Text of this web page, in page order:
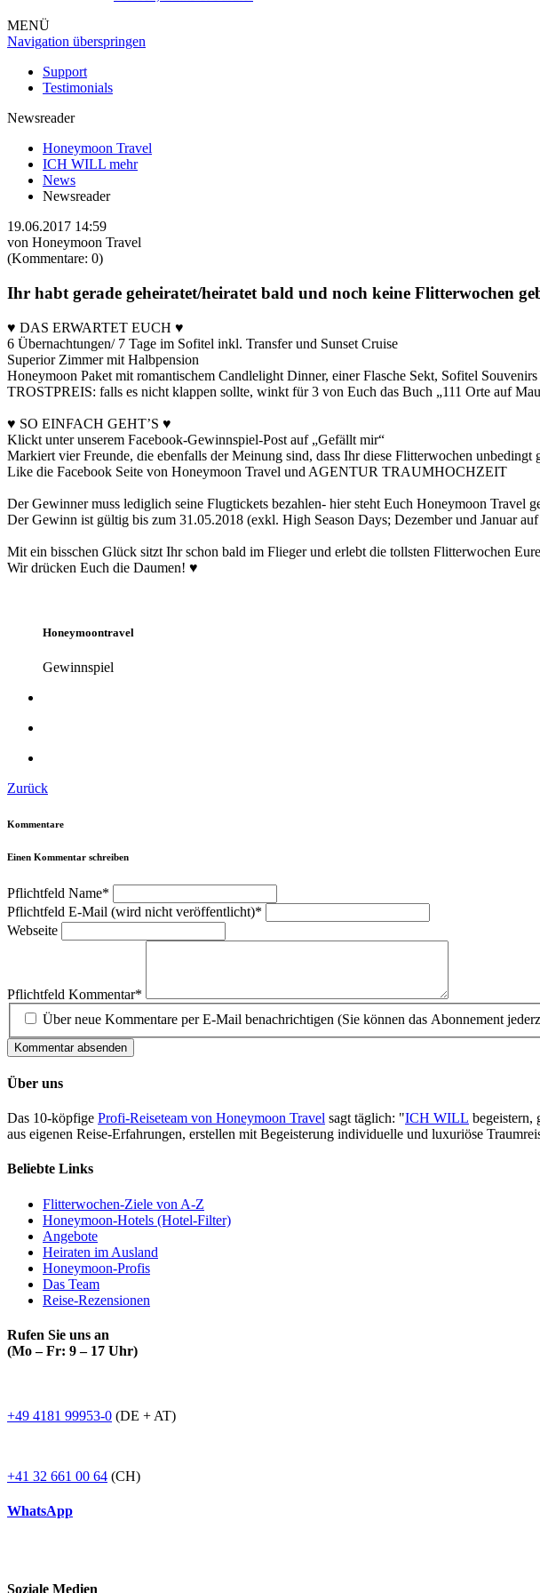
MENÜ
Navigation überspringen
Support
Testimonials
Newsreader
Honeymoon Travel
ICH WILL mehr
News
Newsreader
19.06.2017 14:59
von Honeymoon Travel
(Kommentare: 0)
Ihr habt gerade geheiratet/heiratet bald und noch keine Flitterwochen
♥ DAS ERWARTET EUCH ♥
6 Übernachtungen/ 7 Tage im Sofitel inkl. Transfer und Sunset Cruise
Superior Zimmer mit Halbpension
Honeymoon Paket mit romantischem Candlelight Dinner, einer Flasche Sekt, Sofitel
TROSTPREIS: falls es nicht klappen sollte, winkt für 3 von Euch das Buch „111 Orte auf
♥ SO EINFACH GEHT’S ♥
Klickt unter unserem Facebook-Gewinnspiel-Post auf „Gefällt mir“
Markiert vier Freunde, die ebenfalls der Meinung sind, dass Ihr diese Flitterwochen unbedingt
Like die Facebook Seite von Honeymoon Travel und AGENTUR TRAUMHOCHZEIT
Der Gewinner muss lediglich seine Flugtickets bezahlen- hier steht Euch Honeymoon Travel
Der Gewinn ist gültig bis zum 31.05.2018 (exkl. High Season Days; Dezember und Januar
Mit ein bisschen Glück sitzt Ihr schon bald im Flieger und erlebt die tollsten Flitterwochen
Wir drücken Euch die Daumen! ♥
Honeymoontravel
Gewinnspiel
Zurück
Kommentare
Einen Kommentar schreiben
Pflichtfeld Name*
Pflichtfeld E-Mail (wird nicht veröffentlicht)*
Webseite
Pflichtfeld Kommentar*
Über neue Kommentare per E-Mail benachrichtigen (Sie können das Abonnement
Kommentar absenden
Über uns
Das 10-köpfige Profi-Reiseteam von Honeymoon Travel sagt täglich: "ICH WILL begeistern,
aus eigenen Reise-Erfahrungen, erstellen mit Begeisterung individuelle und luxuriöse
Beliebte Links
Flitterwochen-Ziele von A-Z
Honeymoon-Hotels (Hotel-Filter)
Angebote
Heiraten im Ausland
Honeymoon-Profis
Das Team
Reise-Rezensionen
Rufen Sie uns an
(Mo – Fr: 9 – 17 Uhr)
+49 4181 99953-0 (DE + AT)
+41 32 661 00 64 (CH)
WhatsApp
Soziale Medien